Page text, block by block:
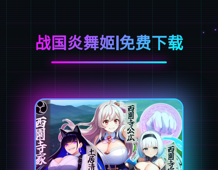
战国炎舞姬|免费下载